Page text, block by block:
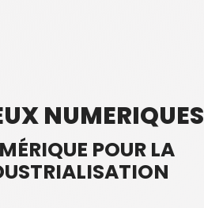
NUMERIQUES
POUR LA